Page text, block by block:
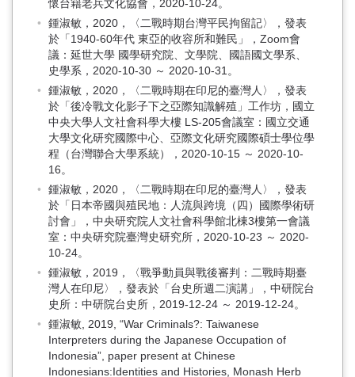
懷台籍老兵文化協會，2020-10-24。
鍾淑敏，2020，〈二戰時期台灣平民拘留記〉，發表
於「1940-60年代 東亞的收容所和難民」，Zoom會
議：延世大學 國學研究院、文學院、國語國文學系、
史學系，2020-10-30 ～ 2020-10-31。
鍾淑敏，2020，〈二戰時期在印尼的臺灣人〉，發表
於「後冷戰文化影子下之亞際知識解殖」工作坊，國立
中央大學人文社會科學大樓 LS-205會議室：國立交通
大學文化研究國際中心、亞際文化研究國際碩士學位學
程（台灣聯合大學系統），2020-10-15 ～ 2020-10-
16。
鍾淑敏，2020，〈二戰時期在印尼的臺灣人〉，發表
於「日本帝國與殖民地：人流與跨境（四）國際學術研
討會」，中央研究院人文社會科學館北棟3樓第一會議
室：中央研究院臺灣史研究所，2020-10-23 ～ 2020-
10-24。
鍾淑敏，2019，〈戰爭動員與戰後審判：二戰時期臺
灣人在印尼〉，發表於「台史所週二演講」，中研院台
史所：中研院台史所，2019-12-24 ～ 2019-12-24。
鍾淑敏, 2019, “War Criminals?: Taiwanese
Interpreters during the Japanese Occupation of
Indonesia”, paper present at Chinese
Indonesians:Identities and Histories, Monash Herb